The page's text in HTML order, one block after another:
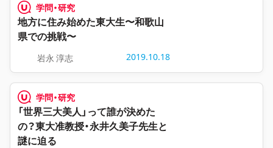
学問・研究
地方に住み始めた東大生〜和歌山
県での挑戦〜
岩永 淳志 2019.10.18
学問・研究
「世界三大美人」って誰が決めた
の？東大准教授・永井久美子先生と
謎に迫る